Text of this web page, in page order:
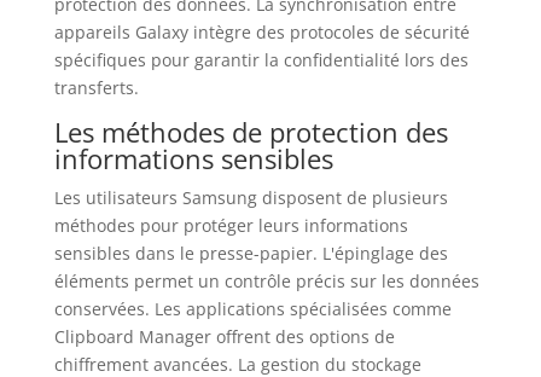
appareils Galaxy intègre des protocoles de sécurité
spécifiques pour garantir la confidentialité lors des
transferts.
Les méthodes de protection des
informations sensibles
Les utilisateurs Samsung disposent de plusieurs
méthodes pour protéger leurs informations
sensibles dans le presse-papier. L'épinglage des
éléments permet un contrôle précis sur les données
conservées. Les applications spécialisées comme
Clipboard Manager offrent des options de
chiffrement avancées. La gestion du stockage